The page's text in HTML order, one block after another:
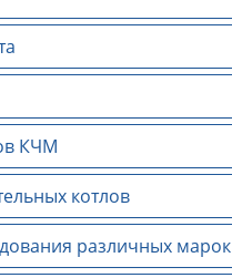
КЧМ
котлов
различных марок